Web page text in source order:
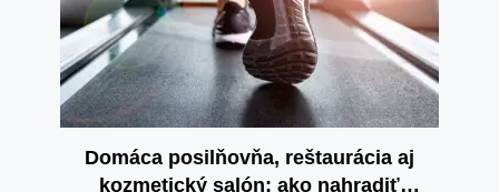
Domáca posilňovňa, reštaurácia aj
kozmetický salón: ako nahradiť